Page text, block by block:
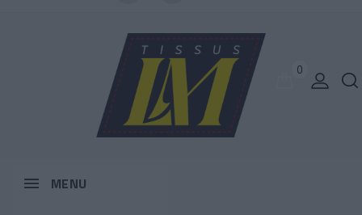
0
MENU